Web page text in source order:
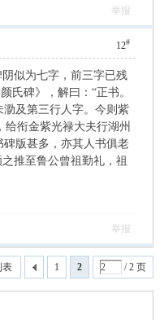
举报
12#
似为七字，前三字已残
氏碑》，解曰：“正书。
及第三行人字。今则紫
衔金紫光禄大夫行湖州
版甚多，亦其人书俱老
推至鲁公曾祖勤礼，祖
举报
1 2 / 2 页
表